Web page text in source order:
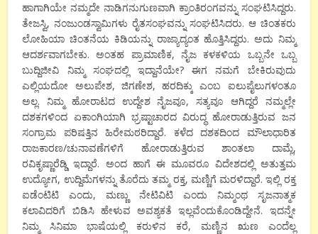
ಹಾಗಾಗಿಯೇ ನಮ್ಮದೇ ನಾಡಿಗನುಗುಣವಾಗಿ ಕ್ರಾಂತಿರಂಗವನ್ನು ಸಂಘಟಿಸಿದ್ದರು.
ತೇಜಸ್ವಿ, ನಂಜುಂಡಸ್ವಾಮಿಗಳು ರೈತಸಂಘವನ್ನು ಸಂಘಟಿಸಿದರು. ಆ ಚಿಂತಕರು
ಲೋಹಿಯಾ ಚಿಂತನೆಯ ಕಿಡಿಯನ್ನು ರಾಜ್ಯಾದ್ಯಂತ ಹೊತ್ತಿಸಿದ್ದರು. ಅದು ನಿಮ್ಮ
ಆದರ್ಶವಾಗಬೇಕು. ಅಂತಹ ಪ್ರಾಮಾಣಿಕ, ನೈಜ ಕಳಕಳಿಯ ಒಬ್ಬನೇ ಒಬ್ಬ
ಬುದ್ದಿಜೀವಿ ನಿಮ್ಮ ಸಂಘದಲ್ಲಿ ಇದ್ದಾನೆಯೇ? ಈಗ ನಮಗೆ ಬೇಕಿರುವುದು
ಎಲ್ಲಿಯದೋ ಅಲುಪೇಶ, ಜಿಗಣೇಶ, ಹರದಿಕ್ಕು ಎಂಬ ಐಲುಪೈಲುಗಳಂತೂ
ಅಲ್ಲ. ನಿಮ್ಮ ಹೋರಾಟದ ಉದ್ದೇಶ ನೈಜವೂ, ಸತ್ಯವೂ ಆಗಿದ್ದರೆ ನಮ್ಮಲ್ಲೇ
ದಶಕಗಳಿಂದ ಏಕಾಂಗಿಯಾಗಿ ಭ್ರಷ್ಟಾಚಾರದ ವಿರುದ್ಧ ಹೋರಾಡುತ್ತಿರುವ ಜನ
ಸಂಗ್ರಾಮ ಪರಿಷತ್ತಿನ ಹಿರೇಮಠರಿದ್ದಾರೆ. ಕಳೆದ ದಶಕದಿಂದ ಮೌಲಾಧಾರಿತ
ರಾಜಕಾರಣ/ಚುನಾವಣೆಗಳಿಗೆ ಹೋರಾಡುತ್ತಿರುವ ಶಾಂತಲಾ ದಾಮ್ಲೆ,
ರವಿಕೃಷ್ಣಾರೆಡ್ಡಿ ಇದ್ದಾರೆ. ಅಂದ ಹಾಗೆ ಈ ಮೂವರೂ ವಿದೇಶದಲ್ಲಿ ಅತುತ್ತಮ
ಉದ್ಯೋಗ, ಉದ್ದಿಮೆಗಳನ್ನು ತೊರೆದು ತಮ್ಮ ರಕ್ತ, ಮಣ್ಣಿಗೆ ಮರಳಿದ್ದಾರೆ. ಇಲ್ಲಿ ರಕ್ತ
ಐಡೆಂಟಿಟಿ ಎಂದು, ಮಣ್ಣು ನೇಟಿವಿಟಿ ಎಂದು ನಿಮ್ಮಂಥ ಸೃಜನಾತ್ಮಕ
ಕಲಾವಿದರಿಗೆ ಬಿಡಿಸಿ ಹೇಳುವ ಅವಶ್ಯಕತೆ ಇಲ್ಲವೆಂದುಕೊಂಡಿದ್ದೇನೆ. ಇದನ್ನೇ
ನಿಮ್ಮ ಸಿನಿಮಾ ಭಾಷೆಯಲ್ಲಿ ಕರುಳಿನ ಕರೆ, ಮಣ್ಣಿನ ಋಣ ಎಂದೆಲ್ಲ